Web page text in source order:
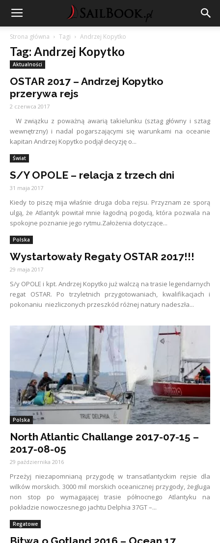
Strona główna Tagi Andrzej Kopytko
Tag: Andrzej Kopytko
Aktualności
OSTAR 2017 – Andrzej Kopytko
przerywa rejs
2 czerwca 2017
W związku z poważną awarią takielunku (sztag główny i sztag
wewnętrzny) i nadal pogarszającymi się warunkami na oceanie
kapitan Andrzej Kopytko podjął decyzję o...
Świat
S/Y OPOLE – relacja z trzech dni
31 maja 2017
Kiedy to piszę mija właśnie druga doba rejsu. Przyznam ze sporą
ulgą, że Atlantyk powitał mnie łagodną pogodą, która pozwala na
spokojne poznanie jego rytmu.Założenia dotyczące...
Polska
Wystartowały Regaty OSTAR 2017!!!
29 maja 2017
S/y OPOLE i kpt. Andrzej Kopytko już walczą na trasie legendarnych
regat OSTAR. Po trzyletnich przygotowaniach, kwalifikacjach i
pokonaniu niezliczonych przeszkód różnej natury nadeszła...
Polska
North Atlantic Challange 2017-07-15 –
2017-08-05
29 października 2016
Przeżyj niezapomnianą przygodę w transatlantyckim rejsie dla
wilków morskich. 3000 mil morskich oceanicznej przygody, żegluga
non stop po wymagającej trasie północnego Atlantyku na
pokładzie nowoczesnego jachtu Delphia 37GT –...
Regatowe